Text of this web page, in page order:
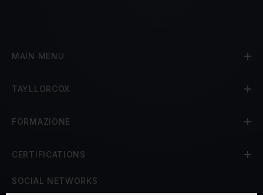
MAIN MENU
TAYLLORCOX
FORMAZIONE
CERTIFICATIONS
SOCIAL NETWORKS